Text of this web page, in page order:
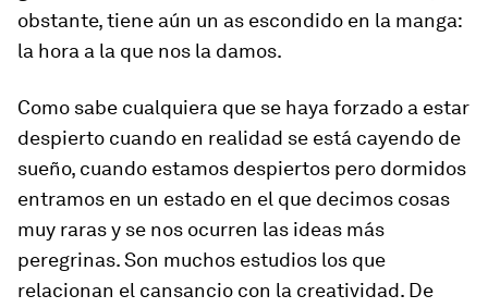
obstante, tiene aún un as escondido en la manga:
la hora a la que nos la damos.
Como sabe cualquiera que se haya forzado a estar
despierto cuando en realidad se está cayendo de
sueño, cuando estamos despiertos pero dormidos
entramos en un estado en el que decimos cosas
muy raras y se nos ocurren las ideas más
peregrinas. Son muchos estudios los que
relacionan el cansancio con la creatividad. De